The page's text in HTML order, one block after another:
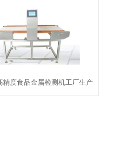
精度食品金属检测机工厂生产